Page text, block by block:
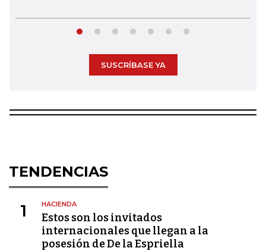
SUSCRÍBASE YA
TENDENCIAS
1 HACIENDA
Estos son los invitados
internacionales que llegan a la
posesión de De la Espriella